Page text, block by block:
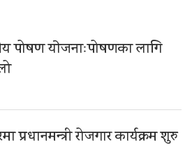
पोषण याेजनाःपोषणका लागि
प्रधानमन्त्री रोजगार कार्यक्रम शुरु